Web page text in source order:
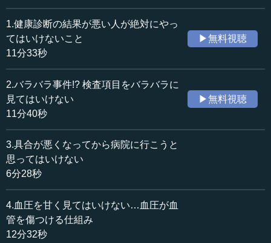
「血管をより長く守る」に重点を置いた、新しい健康管理
の考え方を学ぶ。（全7話中第1話）
収録日：2025年1月10日
追加日：2025年4月15日
カテゴリー：
医療・健康
●健診結果を現在の「病気の有無」に活用するだけで
いいのか
「健康診断の結果が悪い人が絶対にやってはいけないこ
と 健康管理の新たな考え方5カ条」についてお話をしてい
きたいと思っています。
皆さんは、年に1回健康診断（健診）を受けていらっしゃ
る方が多いのではないかと思います。あるいはリタイアを
された後でも、市役所やいろいろなところで健診を受ける
1.健康診断の結果が悪い人が絶対にやっ
てはいけないこと
11分33秒
▶無料視聴
2.バラバラ事件!? 検査項目をバラバラに
見てはいけない
11分40秒
▶無料視聴
3.具合が悪くなってから病院に行こうと
思ってはいけない
6分28秒
4.血圧を甘く見てはいけない…血圧が血
管を傷つける仕組み
12分32秒